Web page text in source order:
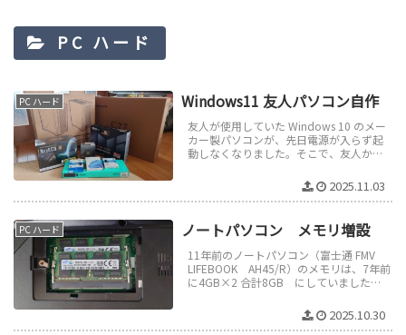
PC ハード
PC ハード Windows11 友人パソコン自作
友人が使用していた Windows 10 のメー
カー製パソコンが、先日電源が入らず起
動しなくなりました。そこで、友人から
2025.11.03
PC ハード ノートパソコン メモリ増設
11年前のノートパソコン（富士通 FMV
LIFEBOOK AH45/R）のメモリは、7年前
に4GB×2 合計8GB にしていました
2025.10.30